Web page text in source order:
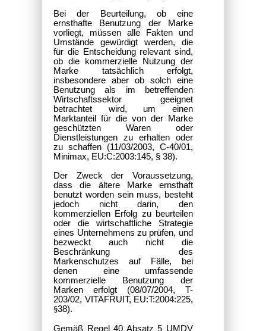
Bei der Beurteilung, ob eine
ernsthafte Benutzung der Marke
vorliegt, müssen alle Fakten und
Umstände gewürdigt werden, die
für die Entscheidung relevant sind,
ob die kommerzielle Nutzung der
Marke tatsächlich erfolgt,
insbesondere aber ob solch eine
Benutzung als im betreffenden
Wirtschaftssektor geeignet
betrachtet wird, um einen
Marktanteil für die von der Marke
geschützten Waren oder
Dienstleistungen zu erhalten oder
zu schaffen (11/03/2003, C-40/01,
Minimax, EU:C:2003:145, § 38).
Der Zweck der Voraussetzung,
dass die ältere Marke ernsthaft
benutzt worden sein muss, besteht
jedoch nicht darin, den
kommerziellen Erfolg zu beurteilen
oder die wirtschaftliche Strategie
eines Unternehmens zu prüfen, und
bezweckt auch nicht die
Beschränkung des
Markenschutzes auf Fälle, bei
denen eine umfassende
kommerzielle Benutzung der
Marken erfolgt (08/07/2004, T-
203/02, VITAFRUIT, EU:T:2004:225,
§38).
Gemäß Regel 40 Absatz 5 UMDV